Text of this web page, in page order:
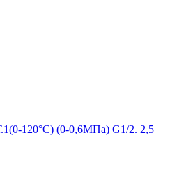
120°С) (0-0,6МПа) G1/2. 2,5